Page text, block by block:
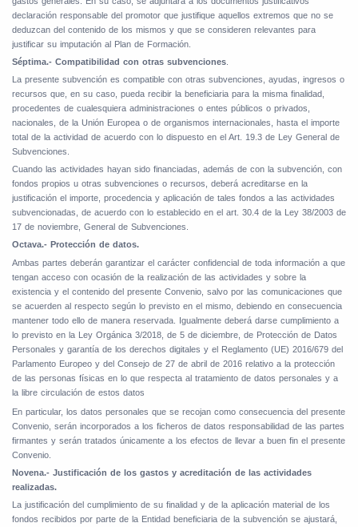
declaración responsable del promotor que justifique aquellos extremos que no se
deduzcan del contenido de los mismos y que se consideren relevantes para
justificar su imputación al Plan de Formación.
Séptima.- Compatibilidad con otras subvenciones
La presente subvención es compatible con otras subvenciones, ayudas, ingresos o
recursos que, en su caso, pueda recibir la beneficiaria para la misma finalidad,
procedentes de cualesquiera administraciones o entes públicos o privados,
nacionales, de la Unión Europea o de organismos internacionales, hasta el importe
total de la actividad de acuerdo con lo dispuesto en el Art. 19.3 de Ley General de
Subvenciones.
Cuando las actividades hayan sido financiadas, además de con la subvención, con
fondos propios u otras subvenciones o recursos, deberá acreditarse en la
justificación el importe, procedencia y aplicación de tales fondos a las actividades
subvencionadas, de acuerdo con lo establecido en el art. 30.4 de la Ley 38/2003 de
17 de noviembre, General de Subvenciones.
Octava.- Protección de datos.
Ambas partes deberán garantizar el carácter confidencial de toda información a que
tengan acceso con ocasión de la realización de las actividades y sobre la
existencia y el contenido del presente Convenio, salvo por las comunicaciones que
se acuerden al respecto según lo previsto en el mismo, debiendo en consecuencia
mantener todo ello de manera reservada. Igualmente deberá darse cumplimiento a
lo previsto en la Ley Orgánica 3/2018, de 5 de diciembre, de Protección de Datos
Personales y garantía de los derechos digitales y el Reglamento (UE) 2016/679 del
Parlamento Europeo y del Consejo de 27 de abril de 2016 relativo a la protección
de las personas físicas en lo que respecta al tratamiento de datos personales y a
la libre circulación de estos datos
En particular, los datos personales que se recojan como consecuencia del presente
Convenio, serán incorporados a los ficheros de datos responsabilidad de las partes
firmantes y serán tratados únicamente a los efectos de llevar a buen fin el presente
Convenio.
Novena.- Justificación de los gastos y acreditación de las actividades
realizadas.
La justificación del cumplimiento de su finalidad y de la aplicación material de los
fondos recibidos por parte de la Entidad beneficiaria de la subvención se ajustará,